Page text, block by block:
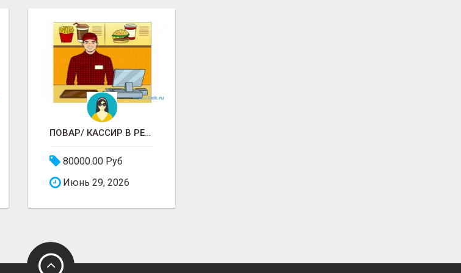
ПОВАР/ КАССИР В РЕСТОРАНЕ РОСТИКС (КФС)
80000.00 Руб
Июнь 29, 2026